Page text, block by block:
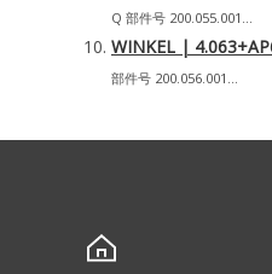
Q 部件号 200.055.001...
WINKEL |
部件号 200.056.001...